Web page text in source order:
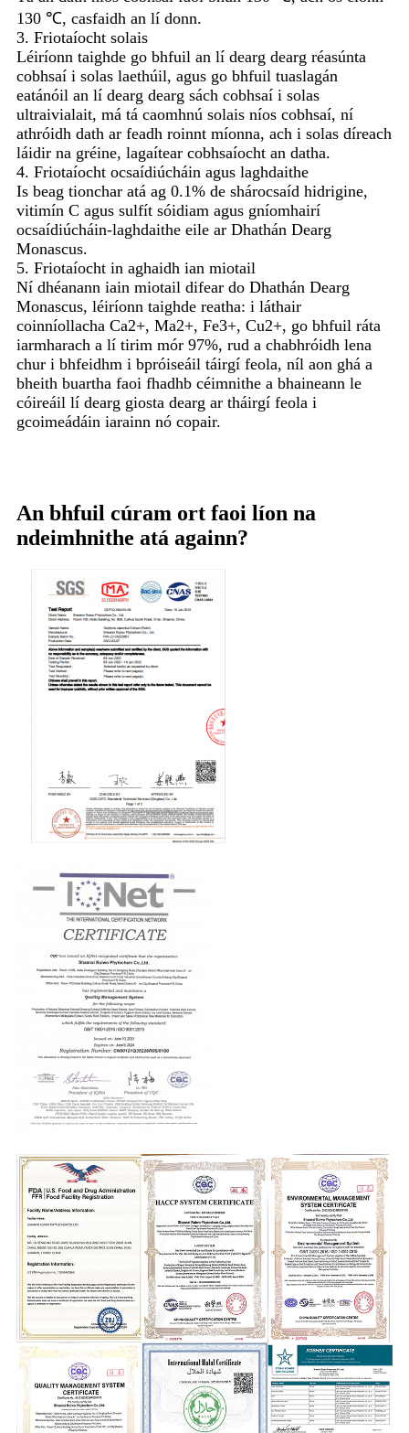
130 ℃, casfaidh an lí donn.
3. Friotaíocht solais
Léiríonn taighde go bhfuil an lí dearg dearg réasúnta
cobhsaí i solas laethúil, agus go bhfuil tuaslagán
eatánóil an lí dearg dearg sách cobhsaí i solas
ultraivialait, má tá caomhnú solais níos cobhsaí, ní
athróidh dath ar feadh roinnt míonna, ach i solas díreach
láidir na gréine, lagaítear cobhsaíocht an datha.
4. Friotaíocht ocsaídiúcháin agus laghdaithe
Is beag tionchar atá ag 0.1% de shárocsaíd hidrigine,
vitimín C agus sulfít sóidiam agus gníomhairí
ocsaídiúcháin-laghdaithe eile ar Dhathán Dearg
Monascus.
5. Friotaíocht in aghaidh ian miotail
Ní dhéanann iain miotail difear do Dhathán Dearg
Monascus, léiríonn taighde reatha: i láthair
coinníollacha Ca2+, Ma2+, Fe3+, Cu2+, go bhfuil ráta
iarmharach a lí tirim mór 97%, rud a chabhróidh lena
chur i bhfeidhm i bpróiseáil táirgí feola, níl aon ghá a
bheith buartha faoi fhadhb céimnithe a bhaineann le
cóireáil lí dearg giosta dearg ar tháirgí feola i
gcoimeádáin iarainn nó copair.
An bhfuil cúram ort faoi líon na
ndeimhnithe atá againn?